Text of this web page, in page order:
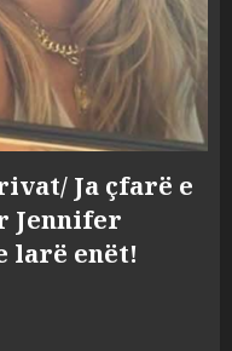
Ja çfarë e
Jennifer
larë enët!